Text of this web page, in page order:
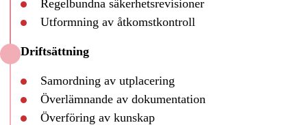
Regelbundna säkerhetsrevisioner
Utformning av åtkomstkontroll
Driftsättning
Samordning av utplacering
Överlämnande av dokumentation
Överföring av kunskap